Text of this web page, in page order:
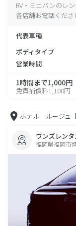
RV・ミニバンのレ
各店舗お電話くださ
代表車種
ボディタイプ
営業時間
1時間まで1,000円
免責補償料1,100円
ホテル ルージュ
ワンズレン
福岡県福岡市